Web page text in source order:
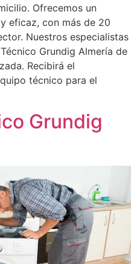
Ofrecemos un
eficaz, con más de 20
Nuestros especialistas
Grundig Almería de
Recibirá el
técnico para el
Grundig